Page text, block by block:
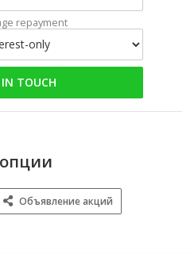
repayment
TOUCH
Объявление акций